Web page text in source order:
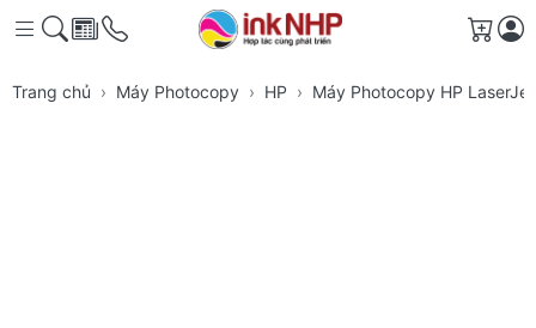
Giỏ
Trang chủ Máy Photocopy HP Máy Photocopy HP